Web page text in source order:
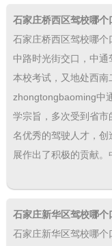
石家庄桥西区驾校哪个
石家庄桥西区驾校哪
中路时光街交口，中
本校考试，又地处西
zhongtongbaoming中
学宗旨，多次受到省
名优秀的驾驶人才，
展作出了积极的贡献。
石家庄新华区驾校哪个
石家庄新华区驾校哪个